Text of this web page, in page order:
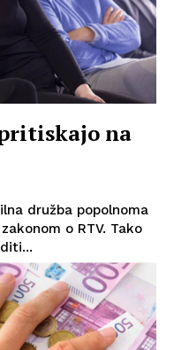
na
družba popolnoma
o RTV. Tako